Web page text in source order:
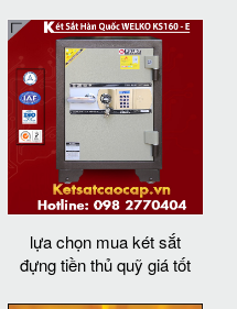
lựa chọn mua két sắt
đựng tiền thủ quỹ giá tốt